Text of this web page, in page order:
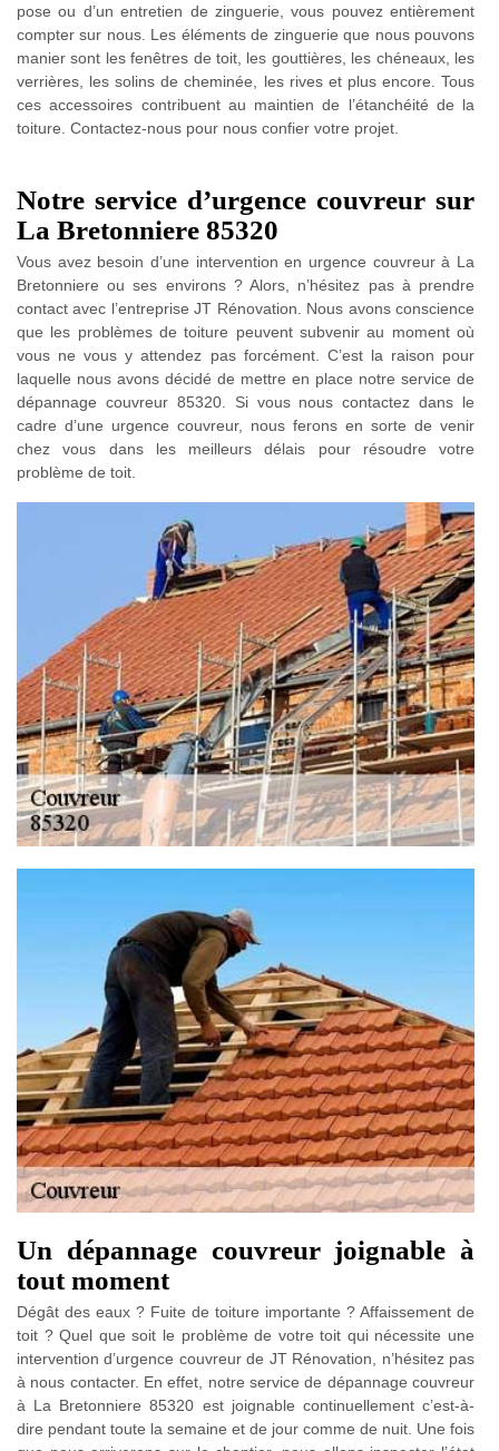
pose ou d’un entretien de zinguerie, vous pouvez entièrement
compter sur nous. Les éléments de zinguerie que nous pouvons
manier sont les fenêtres de toit, les gouttières, les chéneaux, les
verrières, les solins de cheminée, les rives et plus encore. Tous
ces accessoires contribuent au maintien de l’étanchéité de la
toiture. Contactez-nous pour nous confier votre projet.
Notre service d’urgence couvreur sur
La Bretonniere 85320
Vous avez besoin d’une intervention en urgence couvreur à La
Bretonniere ou ses environs ? Alors, n’hésitez pas à prendre
contact avec l’entreprise JT Rénovation. Nous avons conscience
que les problèmes de toiture peuvent subvenir au moment où
vous ne vous y attendez pas forcément. C’est la raison pour
laquelle nous avons décidé de mettre en place notre service de
dépannage couvreur 85320. Si vous nous contactez dans le
cadre d’une urgence couvreur, nous ferons en sorte de venir
chez vous dans les meilleurs délais pour résoudre votre
problème de toit.
Un dépannage couvreur joignable à
tout moment
Dégât des eaux ? Fuite de toiture importante ? Affaissement de
toit ? Quel que soit le problème de votre toit qui nécessite une
intervention d’urgence couvreur de JT Rénovation, n’hésitez pas
à nous contacter. En effet, notre service de dépannage couvreur
à La Bretonniere 85320 est joignable continuellement c’est-à-
dire pendant toute la semaine et de jour comme de nuit. Une fois